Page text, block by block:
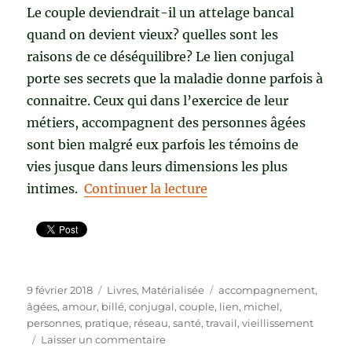
Le couple deviendrait-il un attelage bancal
quand on devient vieux? quelles sont les
raisons de ce déséquilibre? Le lien conjugal
porte ses secrets que la maladie donne parfois à
connaitre. Ceux qui dans l’exercice de leur
métiers, accompagnent des personnes âgées
sont bien malgré eux parfois les témoins de
vies jusque dans leurs dimensions les plus
intimes.Continuer la lecture
Publié
le
9 février 2018 Catégories
Livres, Matérialisée Étiquettes
accompagnement,
âgées,amour, billé,conjugal,couple, lien, michel,
personnes, pratique, réseau,santé,travail,vieillissement
Laisser un commentairesur